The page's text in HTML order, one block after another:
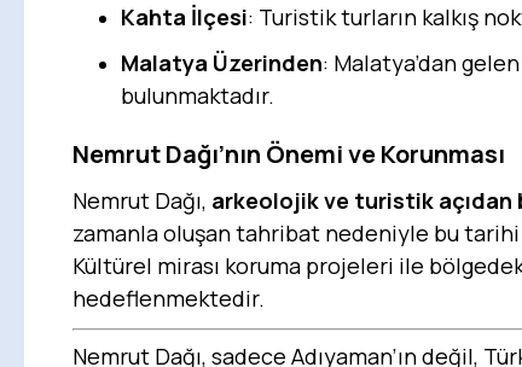
Kahta İlçesi: Turistik turların kalkış
Malatya Üzerinden: Malatya’dan
bulunmaktadır.
Nemrut Dağı’nın Önemi ve Korunması
Nemrut Dağı, arkeolojik ve turistik açıdan
zamanla oluşan tahribat nedeniyle bu tarihi
Kültürel mirası koruma projeleri ile
hedeflenmektedir.
Nemrut Dağı, sadece Adıyaman’ın değil,